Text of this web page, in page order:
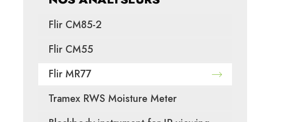
Flir CM85-2
Flir CM55
Flir MR77
Tramex RWS Moisture Meter